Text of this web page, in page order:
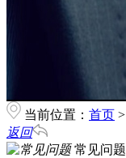
当前位置： 首页 >
返回
常见问题